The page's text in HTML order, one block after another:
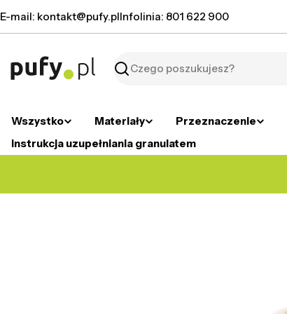
do
E-mail: kontakt@pufy.plInfolinia: 801 622 900
Szukaj
Wszystko Materiały Przeznaczenie
Instrukcja uzupełniania granulatem